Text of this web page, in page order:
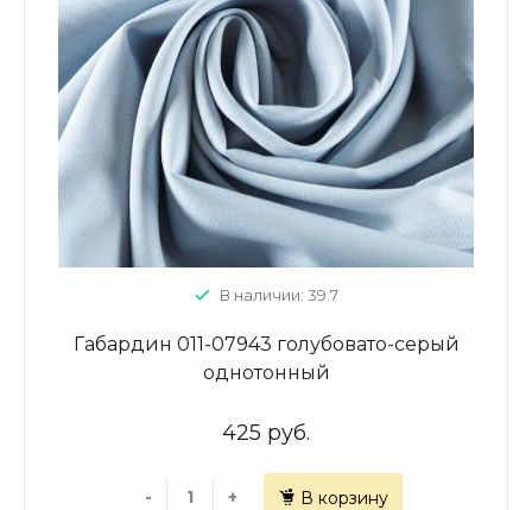
В наличии: 39.7
Габардин 011-07943 голубовато-серый
однотонный
425 руб.
- + В корзину